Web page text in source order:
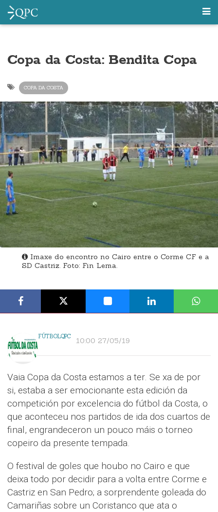
Copa da Costa: Bendita Copa
COPA DA COSTA
Imaxe do encontro no Cairo entre o Corme CF e a
SD Castriz. Foto: Fin Lema.
FÚTBOLQPC 10:00 27/05/19
Vaia Copa da Costa estamos a ter. Se xa de por
si, estaba a ser emocionante esta edición da
competición por excelencia do fútbol da Costa, o
que aconteceu nos partidos de ida dos cuartos de
final, engrandeceron un pouco máis o torneo
copeiro da presente tempada.
O festival de goles que houbo no Cairo e que
deixa todo por decidir para a volta entre Corme e
Castriz en San Pedro; a sorprendente goleada do
Camariñas sobre un Coristanco que ata o